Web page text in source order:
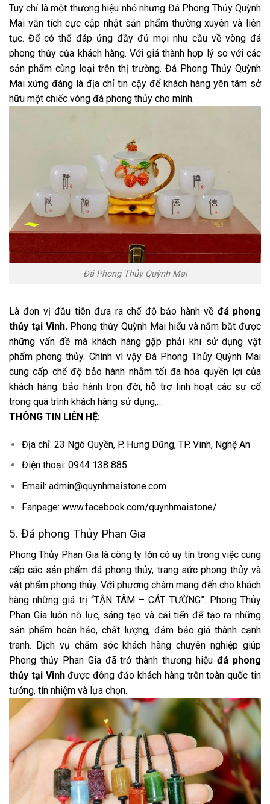
Tuy chỉ là một thương hiệu nhỏ nhưng Đá Phong Thủy Quỳnh
Mai vẫn tích cực cập nhật sản phẩm thường xuyên và liên
tục. Để có thể đáp ứng đầy đủ mọi nhu cầu về vòng đá
phong thủy của khách hàng. Với giá thành hợp lý so với các
sản phẩm cùng loại trên thị trường. Đá Phong Thủy Quỳnh
Mai xứng đáng là địa chỉ tin cậy để khách hàng yên tâm sở
hữu một chiếc vòng đá phong thủy cho mình.
Đá Phong Thủy Quỳnh Mai
Là đơn vị đầu tiên đưa ra chế độ bảo hành về đá phong
thủy tại Vinh. Phong thủy Quỳnh Mai hiểu và nắm bắt được
những vấn đề mà khách hàng gặp phải khi sử dụng vật
phẩm phong thủy. Chính vì vậy Đá Phong Thủy Quỳnh Mai
cung cấp chế độ bảo hành nhằm tối đa hóa quyền lợi của
khách hàng: bảo hành trọn đời, hỗ trợ linh hoạt các sự cố
trong quá trình khách hàng sử dụng,…
THÔNG TIN LIÊN HỆ:
Địa chỉ: 23 Ngô Quyền, P. Hưng Dũng, TP. Vinh, Nghệ An
Điện thoại: 0944 138 885
Email: admin@quynhmaistone.com
Fanpage: www.facebook.com/quynhmaistone/
5. Đá phong Thủy Phan Gia
Phong Thủy Phan Gia là công ty lớn có uy tín trong việc cung
cấp các sản phẩm đá phong thủy, trang sức phong thủy và
vật phẩm phong thủy. Với phương châm mang đến cho khách
hàng những giá trị “TẬN TÂM – CÁT TƯỜNG”. Phong Thủy
Phan Gia luôn nỗ lực, sáng tạo và cải tiến để tạo ra những
sản phẩm hoàn hảo, chất lượng, đảm bảo giá thành cạnh
tranh. Dịch vụ chăm sóc khách hàng chuyên nghiệp giúp
Phong thủy Phan Gia đã trở thành thương hiệuđá phong
thủy tại Vinhđược đông đảo khách hàng trên toàn quốc tin
tưởng, tín nhiệm và lựa chọn.